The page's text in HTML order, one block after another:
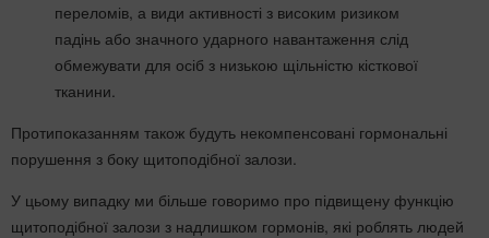
переломів, а види активності з високим ризиком
падінь або значного ударного навантаження слід
обмежувати для осіб з низькою щільністю кісткової
тканини.
Протипоказанням також будуть некомпенсовані гормональні
порушення з боку щитоподібної залози.
У цьому випадку ми більше говоримо про підвищену функцію
щитоподібної залози з надлишком гормонів, які роблять людей